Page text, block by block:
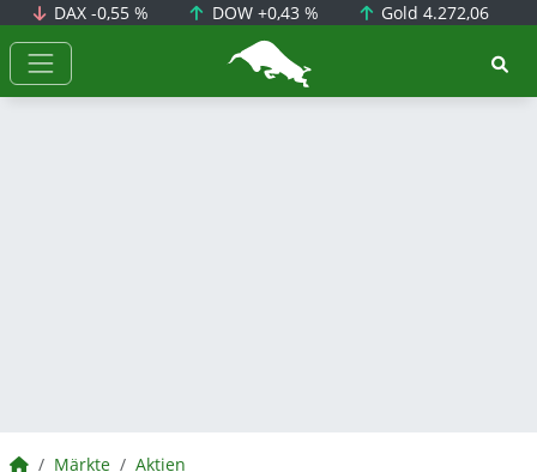
DAX-0,55 % DOW +0,43 % Gold4.272,06
BörsenNEWS.de
BörsenNEWS.de
Märkte Aktien